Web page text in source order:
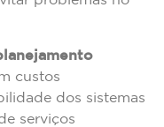
custos
dos sistemas
serviços